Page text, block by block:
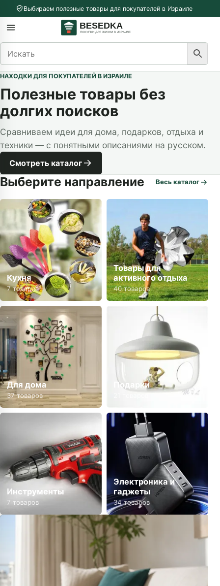
Перейти к содержимому
Выбираем полезные товары для покупателей в Израиле
Открыть меню
НАХОДКИ ДЛЯ ПОКУПАТЕЛЕЙ В ИЗРАИЛЕ
Полезные товары без
долгих поисков
Сравниваем идеи для дома, подарков, отдыха и
техники — с понятными описаниями на русском.
Смотреть каталог
Выберите направление Весь каталог
Кухня
7 товаров
Товары для
активного отдыха
40 товаров
Для дома
37 товаров
Подарки
Инструменты
7 товаров
Электроника и
гаджеты
34 товаров